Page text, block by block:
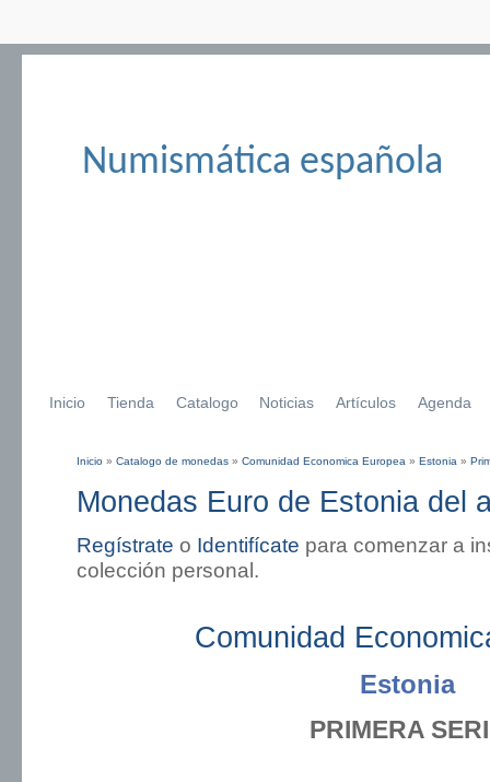
Numismática española
Inicio Tienda Catalogo Noticias Artículos Agenda
Inicio » Catalogo de monedas » Comunidad Economica Europea » Estonia »
Monedas Euro de Estonia del
Regístrate o Identifícate para comenzar a
colección personal.
Comunidad
Estonia
PRIMERA